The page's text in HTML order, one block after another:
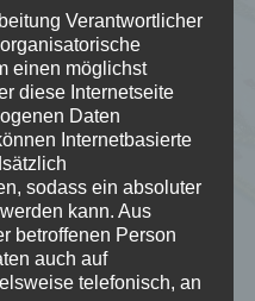
davon haben, dass
Seiten angebotener
Sie bitte umgehend
wird darauf
Hinweise
sich ausdrücklich auch
erstrecken auf die
Köln vom 28.05.2002,
die dortigen
weitesten Sinne für die
angewandt werden
Verantwortlicher
einen möglichst
diese Internetseite
Daten
Internetbasierte
sodass ein absoluter
kann. Aus
betroffenen Person
auch auf
telefonisch, an